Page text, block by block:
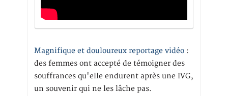
Magnifique et douloureux reportage vidéo :
des femmes ont accepté de témoigner des
souffrances qu'elle endurent après une IVG,
un souvenir qui ne les lâche pas.